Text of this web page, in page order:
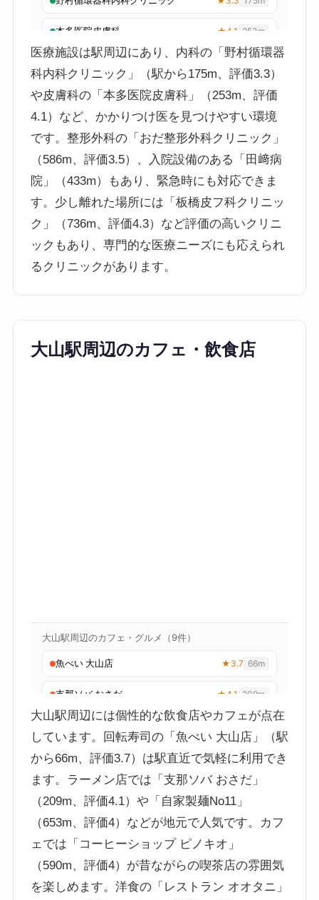
医療施設は駅周辺にあり、内科の「野村循環器
科内科クリニック」（駅から175m、評価3.3）
や皮膚科の「本多医院皮膚科」（253m、評価
4.1）など、かかりつけ医を見つけやすい環境
です。整形外科の「おだ整形外科クリニック」
（586m、評価3.5）、入院設備のある「田﨑病
院」（433m）もあり、緊急時にも対応できま
す。少し離れた場所には「板橋皮フ科クリニッ
ク」（736m、評価4.3）など評価の高いクリニ
ックもあり、専門的な医療ニーズにも応えられ
るクリニックがあります。
大山駅周辺のカフェ・飲食店
大山駅周辺には個性的な飲食店やカフェが点在
しています。回転寿司の「魚べい 大山店」（駅
から66m、評価3.7）は駅直近で気軽に利用でき
ます。ラーメン店では「支那ソバ おさだ」
（209m、評価4.1）や「自家製麺No11」
（653m、評価4）などが地元で人気です。カフ
ェでは「コーヒーショップ ピノキオ」
（590m、評価4）が昔ながらの喫茶店の雰囲気
を楽しめます。洋食の「レストラン オオタニ」